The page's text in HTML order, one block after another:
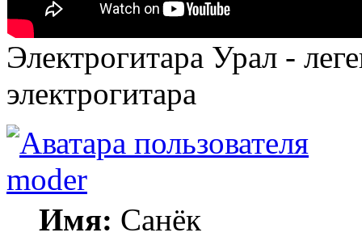
Электрогитара Урал -
электрогитара
moder
Имя: Санёк